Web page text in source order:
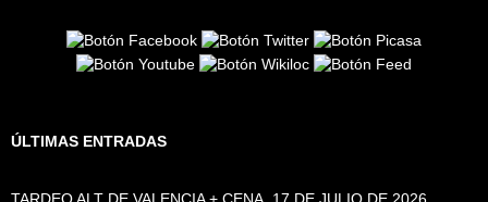
ÚLTIMAS ENTRADAS